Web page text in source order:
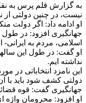
به گزارش قلم پرس به
نیست، در چنین دولتی
او ادامه داد: اگر
اسلامی، مردم به
نداشته ایم.
این نامزد انتخاباتی
دولتی کشف شود باید با
جهانگیری گفت: قوه
او افزود: محرومان